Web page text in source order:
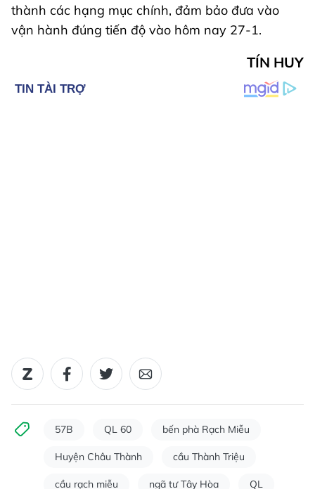
thành các hạng mục chính, đảm bảo đưa vào
vận hành đúng tiến độ vào hôm nay 27-1.
TÍN HUY
57B QL 60 bến phà Rạch Miễu
Huyện Châu Thành cầu Thành Triệu
cầu rạch miễu ngã tư Tây Hòa QL